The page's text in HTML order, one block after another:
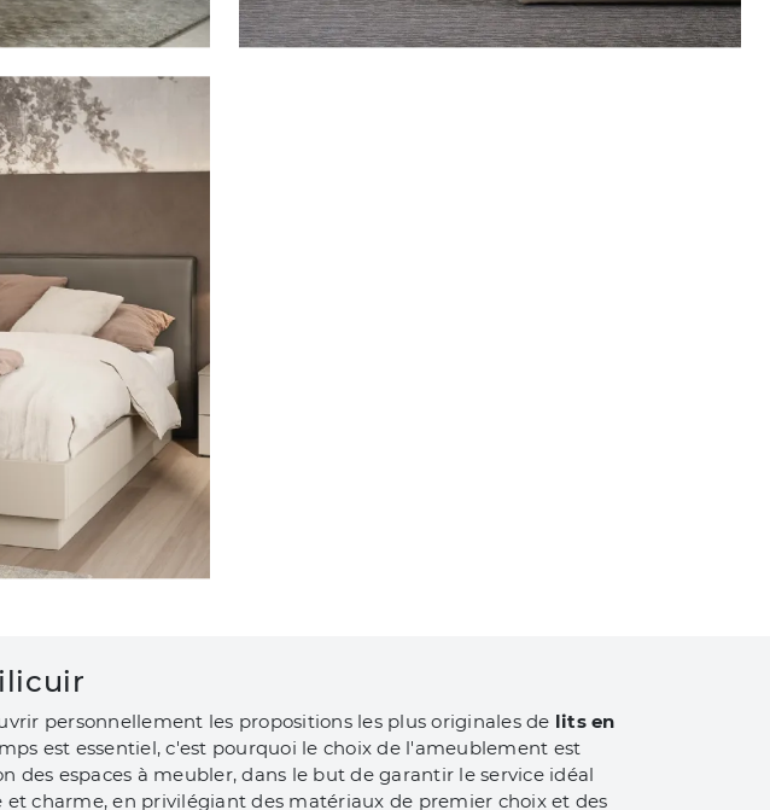
personnellement les propositions les plus originales de lits en
est essentiel, c'est pourquoi le choix de l'ameublement est
espaces à meubler, dans le but de garantir le service idéal
charme, en privilégiant des matériaux de premier choix et des